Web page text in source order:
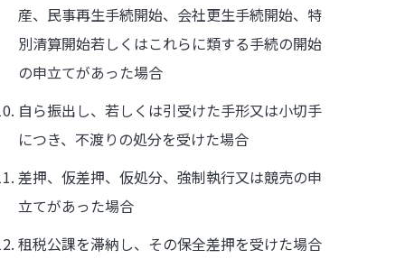
産、民事再生手続開始、会社更生手続開始、特
別清算開始若しくはこれらに類する手続の開始
の申立てがあった場合
自ら振出し、若しくは引受けた手形又は小切手
につき、不渡りの処分を受けた場合
差押、仮差押、仮処分、強制執行又は競売の申
立てがあった場合
租税公課を滞納し、その保全差押を受けた場合